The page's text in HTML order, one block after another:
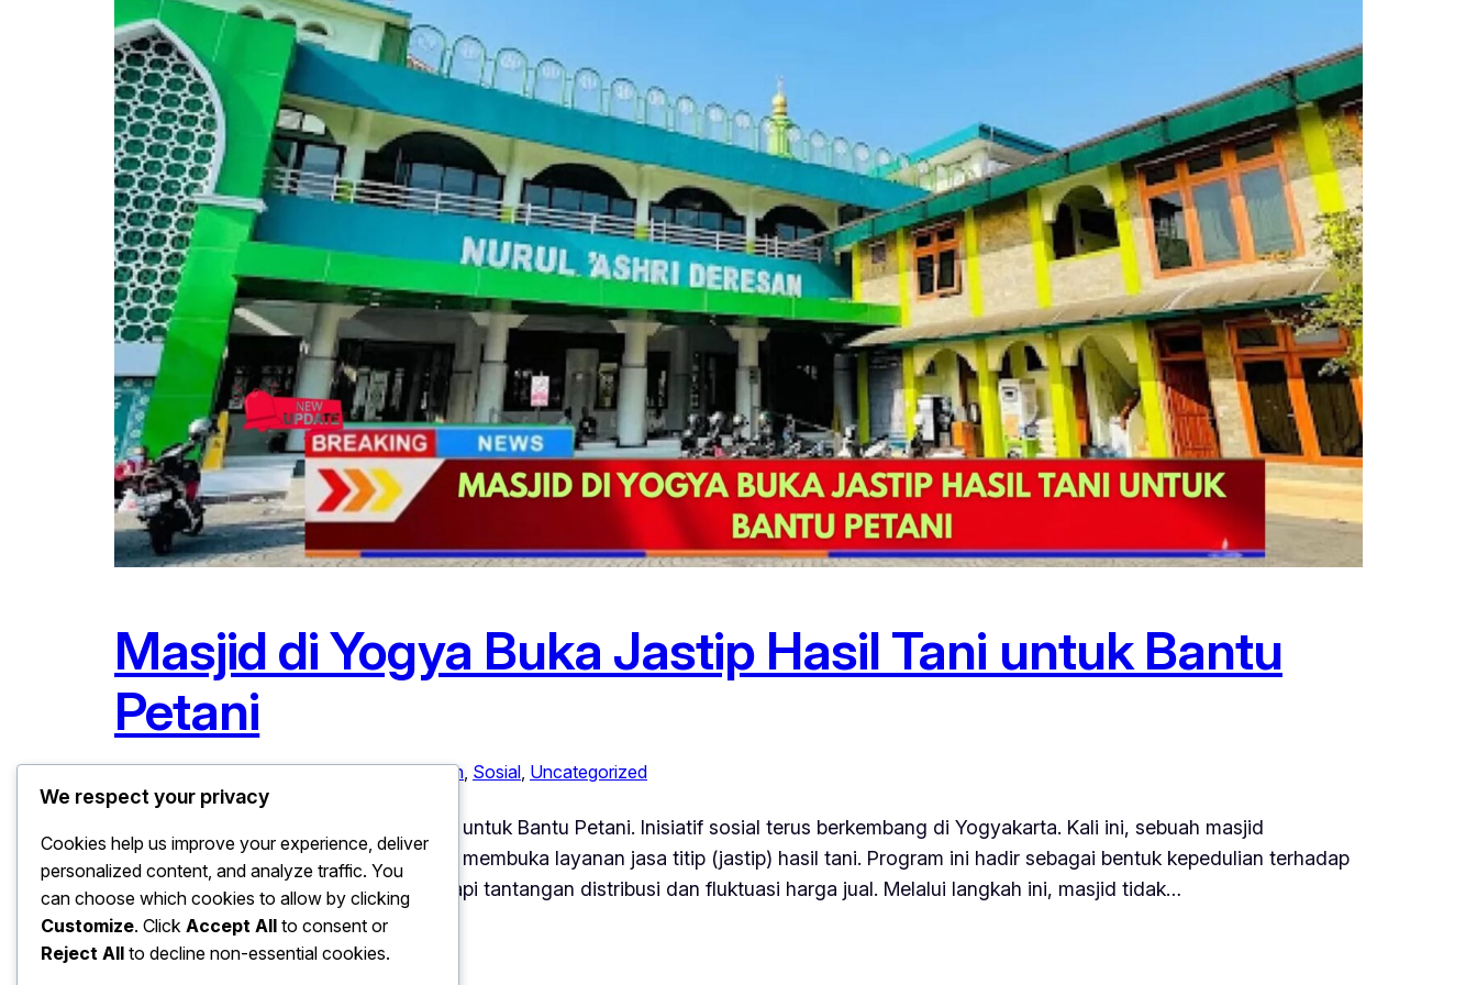
Masjid di Yogya Buka Jastip Hasil Tani untuk Bantu
Petani
Februari 2, 2026Ekonomi, Inovasi, Pertanian, Sosial, Uncategorized
Masjid di Yogya Buka Jastip Hasil Tani untuk Bantu Petani. Inisiatif sosial terus berkembang di Yogyakarta. Kali ini, sebuah masjid
menghadirkan terobosan baru dengan membuka layanan jasa titip (jastip) hasil tani. Program ini hadir sebagai bentuk kepedulian terhadap
petani lokal yang selama ini menghadapi tantangan distribusi dan fluktuasi harga jual. Melalui langkah ini, masjid tidak…
We respect your privacy
Cookies help us improve your experience, deliver
personalized content, and analyze traffic. You
can choose which cookies to allow by clicking
Customize. Click Accept All to consent or
Reject All to decline non-essential cookies.